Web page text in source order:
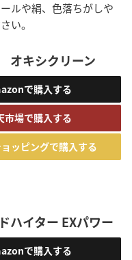
ルや絹、色落ちがしや
い。
オキシクリーン
で購入する
市場で購入する
ッピングで購入する
イター EXパワー
で購入する